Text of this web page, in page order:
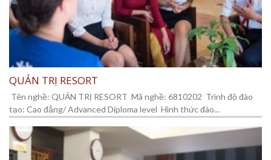
QUẢN TRỊ RESORT
Tên nghề: QUẢN TRỊ RESORT Mã nghề: 6810202 Trình độ đào
tạo: Cao đẳng/ Advanced Diploma level Hình thức đào...